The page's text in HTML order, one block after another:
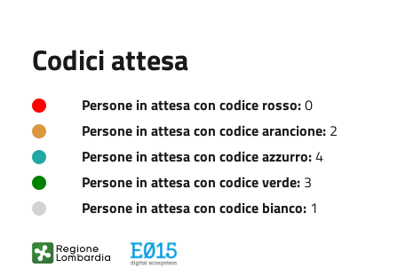
Codici attesa
Persone in attesa con codice rosso:0
Persone in attesa con codice arancione: 2
Persone in attesa con codice azzurro:4
Persone in attesa con codice verde: 3
Persone in attesa con codice bianco: 1